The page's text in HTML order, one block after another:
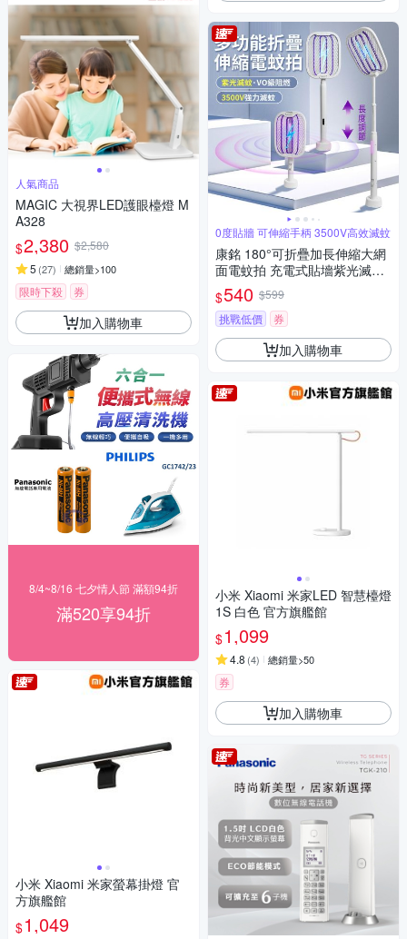
人氣商品
MAGIC 大視界LED護眼檯燈 M
A328
$2,380 $2,580
5 (27) 總銷量>100
限時下殺 券
加入購物車
8/4~8/16 七夕情人節 滿額94折
滿520享94折
小米 Xiaomi 米家螢幕掛燈 官
方旗艦館
$1,049
0度貼牆 可伸縮手柄 3500V高效滅蚊
康銘 180°可折疊加長伸縮大網
面電蚊拍 充電式貼墻紫光滅蚊
拍 自動誘蚊滅蚊燈 捕蚊器 捕蚊
燈
$540 $599
挑戰低價
券
加入購物車
小米 Xiaomi 米家LED 智慧檯燈
1S 白色 官方旗艦館
$1,099
4.8 (4) 總銷量>50
券
加入購物車